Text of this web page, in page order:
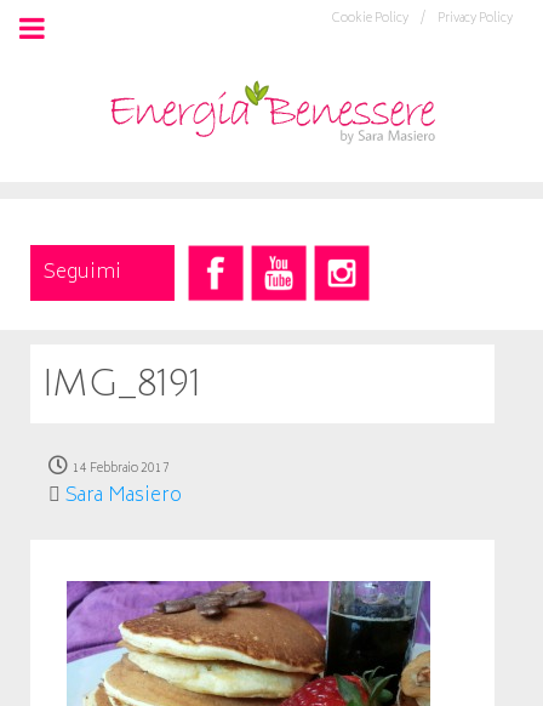
Privacy Policy
Cookie Policy /
Seguimi
IMG_8191
14 Febbraio 2017
Sara Masiero